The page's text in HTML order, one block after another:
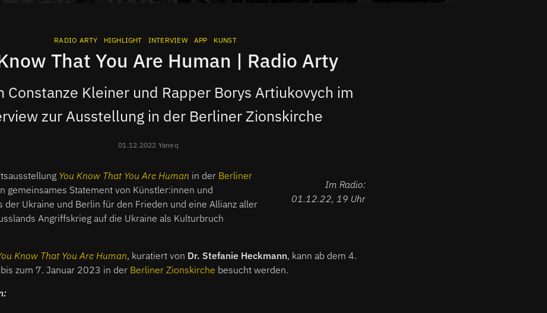
RADIO ARTY HIGHLIGHT INTERVIEW APP KUNST
That You Are Human | Radio Arty
Constanze Kleiner und Rapper Borys Artiukovych im
zur Ausstellung in der Berliner Zionskirche
01.12.2022 Yaneq
Im Radio:
01.12.22, 19 Uhr
You Know That You Are Human in der Berliner
gemeinsames Statement von Künstler:innen und
der Ukraine und Berlin für den Frieden und eine Allianz aller
Angriffskrieg auf die Ukraine als Kulturbruch
Know That You Are Human, kuratiert von Dr. Stefanie Heckmann, kann ab dem 4.
zum 7. Januar 2023 in der Berliner Zionskirche besucht werden.